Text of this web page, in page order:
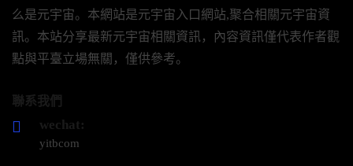
么是元宇宙。本網站是元宇宙入口網站,聚合相關元宇宙資
訊。本站分享最新元宇宙相關資訊，內容資訊僅代表作者觀
點與平臺立場無關，僅供參考。
聯系我們
wechat:
yitbcom